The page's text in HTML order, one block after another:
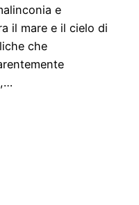
e
il mare e il cielo di
che